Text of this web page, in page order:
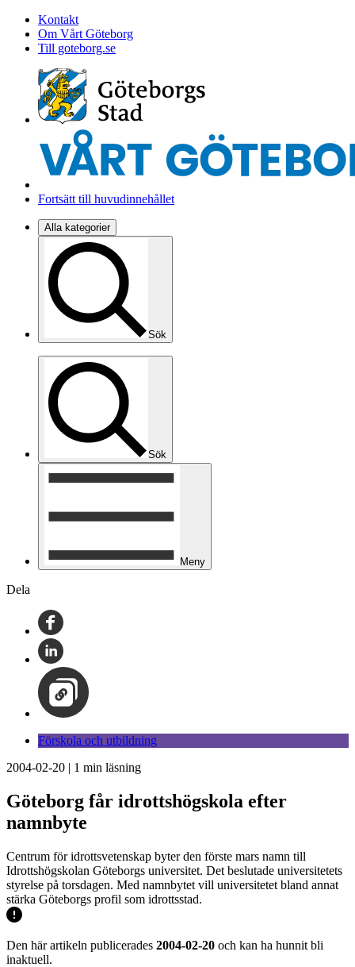
Kontakt
Om Vårt Göteborg
Till goteborg.se
Fortsätt till huvudinnehållet
Alla kategorier
Sök
Sök
Meny
Dela
Förskola och utbildning
2004-02-20 | 1 min läsning
Göteborg får idrottshögskola efter
namnbyte
Centrum för idrottsvetenskap byter den förste mars namn till
Idrottshögskolan Göteborgs universitet. Det beslutade universitetets
styrelse på torsdagen. Med namnbytet vill universitetet bland annat
stärka Göteborgs profil som idrottsstad.
Den här artikeln publicerades 2004-02-20 och kan ha hunnit bli
inaktuell.